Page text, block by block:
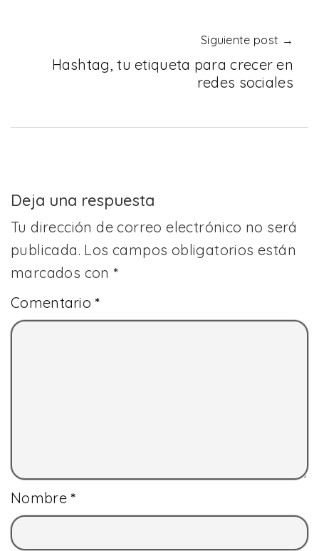
Siguiente post →
Hashtag, tu etiqueta para crecer en
redes sociales
Deja una respuesta
Tu dirección de correo electrónico no será
publicada. Los campos obligatorios están
marcados con*
Comentario*
Nombre*